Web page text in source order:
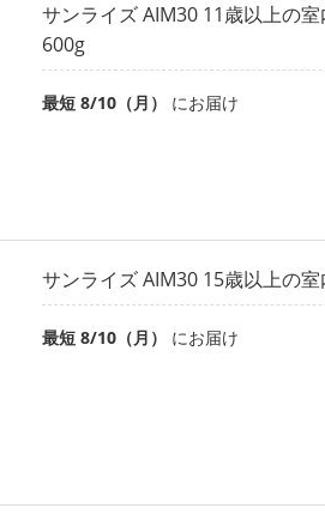
サンライズ AIM30 11歳以上の
600g
最短 8/10（月） にお届け
サンライズ AIM30 15歳以上の
最短 8/10（月） にお届け